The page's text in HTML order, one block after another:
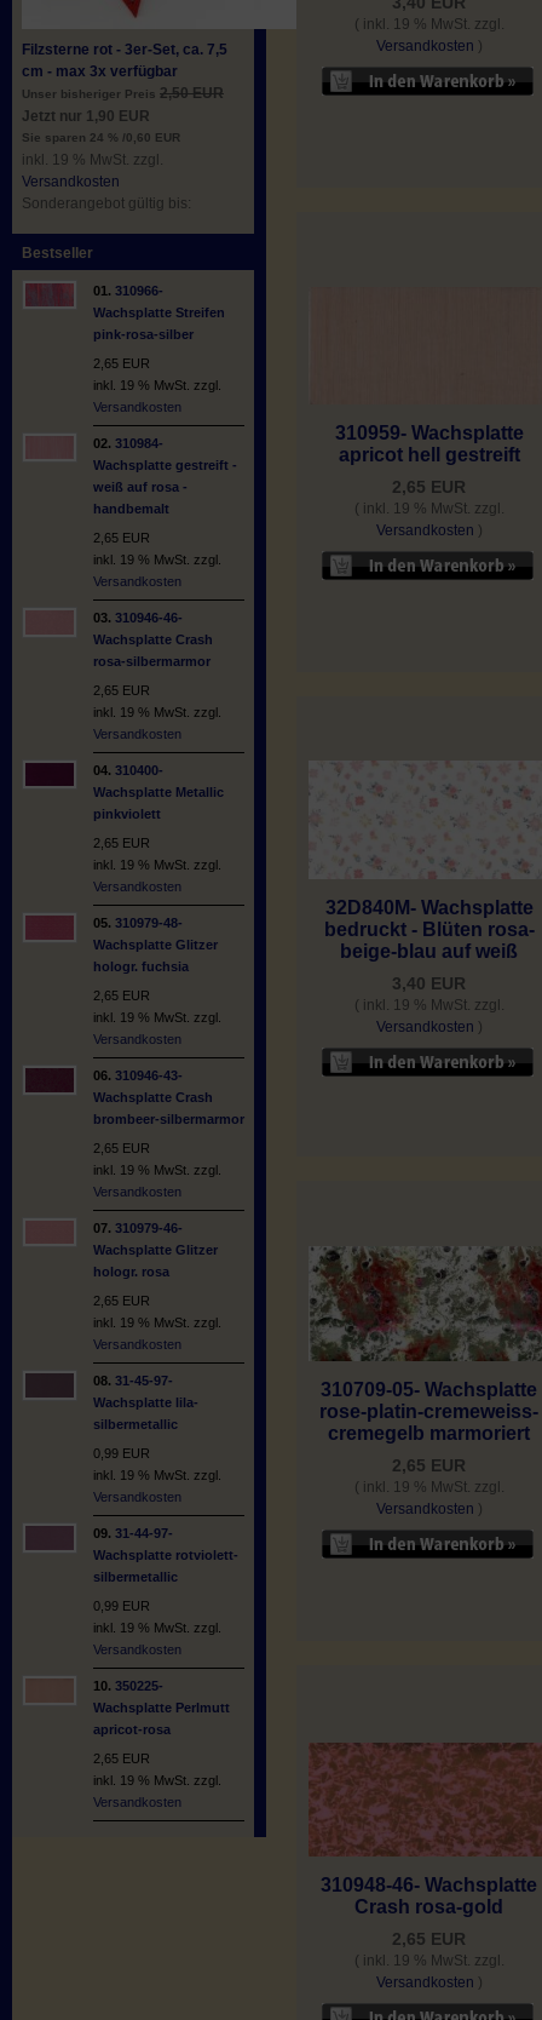
Filzsterne rot - 3er-Set, ca. 7,5
cm - max 3x verfügbar
Unser bisheriger Preis 2,50 EUR
Jetzt nur 1,90 EUR
Sie sparen 24 % /0,60 EUR
inkl. 19 % MwSt. zzgl.
Versandkosten
Sonderangebot gültig bis:
Bestseller
01. 310966-
Wachsplatte Streifen
pink-rosa-silber
2,65 EUR
inkl. 19 % MwSt. zzgl.
Versandkosten
02. 310984-
Wachsplatte gestreift -
weiß auf rosa -
handbemalt
2,65 EUR
inkl. 19 % MwSt. zzgl.
Versandkosten
03. 310946-46-
Wachsplatte Crash
rosa-silbermarmor
2,65 EUR
inkl. 19 % MwSt. zzgl.
Versandkosten
04. 310400-
Wachsplatte Metallic
pinkviolett
2,65 EUR
inkl. 19 % MwSt. zzgl.
Versandkosten
05. 310979-48-
Wachsplatte Glitzer
hologr. fuchsia
2,65 EUR
inkl. 19 % MwSt. zzgl.
Versandkosten
06. 310946-43-
Wachsplatte Crash
brombeer-silbermarmor
2,65 EUR
inkl. 19 % MwSt. zzgl.
Versandkosten
07. 310979-46-
Wachsplatte Glitzer
hologr. rosa
2,65 EUR
inkl. 19 % MwSt. zzgl.
Versandkosten
08. 31-45-97-
Wachsplatte lila-
silbermetallic
0,99 EUR
inkl. 19 % MwSt. zzgl.
Versandkosten
09. 31-44-97-
Wachsplatte rotviolett-
silbermetallic
0,99 EUR
inkl. 19 % MwSt. zzgl.
Versandkosten
10. 350225-
Wachsplatte Perlmutt
apricot-rosa
2,65 EUR
inkl. 19 % MwSt. zzgl.
Versandkosten
( inkl. 19 % MwSt. zzgl.
Versandkosten )
310959- Wachsplatte
apricot hell gestreift
2,65 EUR
( inkl. 19 % MwSt. zzgl.
Versandkosten )
32D840M- Wachsplatte
bedruckt - Blüten rosa-
beige-blau auf weiß
3,40 EUR
( inkl. 19 % MwSt. zzgl.
Versandkosten )
310709-05- Wachsplatte
rose-platin-cremeweiss-
cremegelb marmoriert
2,65 EUR
( inkl. 19 % MwSt. zzgl.
Versandkosten )
310948-46- Wachsplatte
Crash rosa-gold
2,65 EUR
( inkl. 19 % MwSt. zzgl.
Versandkosten )